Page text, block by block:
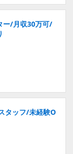
ー/月収30万可/
タッフ/未経験O